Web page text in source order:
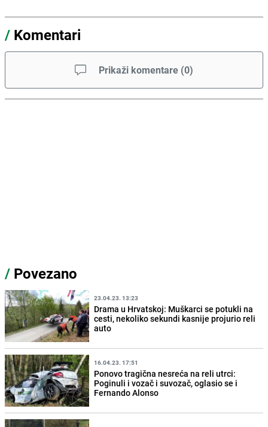
/ Komentari
Prikaži komentare (0)
/ Povezano
23.04.23. 13:23
Drama u Hrvatskoj: Muškarci se potukli na
cesti, nekoliko sekundi kasnije projurio reli
auto
16.04.23. 17:51
Ponovo tragična nesreća na reli utrci:
Poginuli i vozač i suvozač, oglasio se i
Fernando Alonso